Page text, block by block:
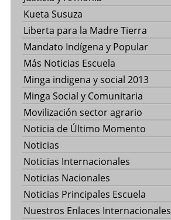
Kueta Susuza
Liberta para la Madre Tierra
Mandato Indígena y Popular
Más Noticias Escuela
Minga indigena y social 2013
Minga Social y Comunitaria
Movilización sector agrario
Noticia de Último Momento
Noticias
Noticias Internacionales
Noticias Nacionales
Noticias Principales Escuela
Nuestros Enlaces Internacionales